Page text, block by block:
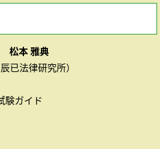
松本 雅典
已法律研究所）
験ガイド